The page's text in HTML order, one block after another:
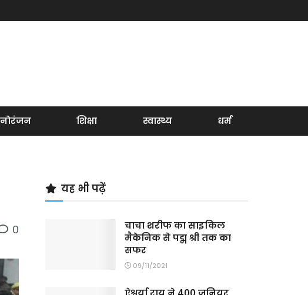
शिक्षा स्वास्थ्य धर्म
0
यह भी पढ़ें
चाचा शरीफ का साइकिल
मैकेनिक से पद्म श्री तक का
सफर
09/11/2021